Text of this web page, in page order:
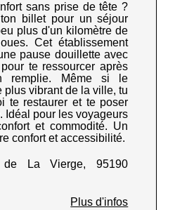
sans prise de tête ?
billet pour un séjour
plus d'un kilomètre de
Cet établissement
pause douillette avec
te ressourcer après
remplie. Même si le
plus vibrant de la ville, tu
te restaurer et te poser
Idéal pour les voyageurs
et commodité. Un
confort et accessibilité.
La Vierge, 95190
Plus d'infos